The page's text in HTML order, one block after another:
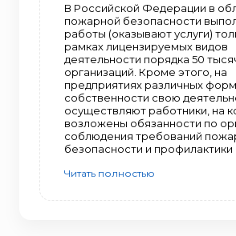
В Российской Федерации в
пожарной безопасности
работы (оказывают услуги)
рамках лицензируемых видов
деятельности порядка 50
организаций. Кроме этого, на
предприятиях различных форм
собственности свою
осуществляют работники, на
возложены обязанности по
соблюдения требований
безопасности и профилактики
Читать полностью